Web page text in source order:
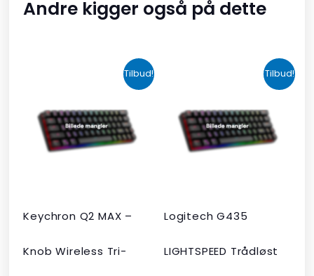
Andre kigger også på dette
Tilbud!
Keychron Q2 MAX –
Knob Wireless Tri-
oprindelige
pris
var:
kr. 2.190,00.
Den
aktuelle
pris
er:
kr. 1.465,00.
Tilbud!
Logitech G435
LIGHTSPEED Trådløst
oprindelige
pris
var:
kr. 599,00.
aktuelle
pris
er:
kr. 399,00.